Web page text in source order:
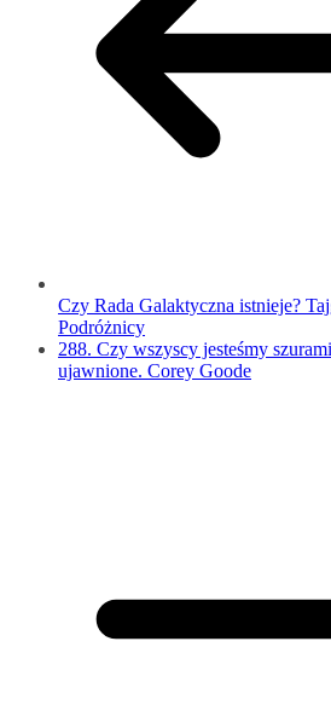
Czy Rada Galaktyczna istnieje?
Podróżnicy
288. Czy wszyscy jesteśmy
ujawnione. Corey Goode